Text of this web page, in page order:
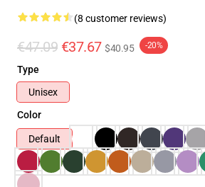
(8 customer reviews)
€47.09 €37.67 $40.95 -20%
Type
Unisex
Color
Default